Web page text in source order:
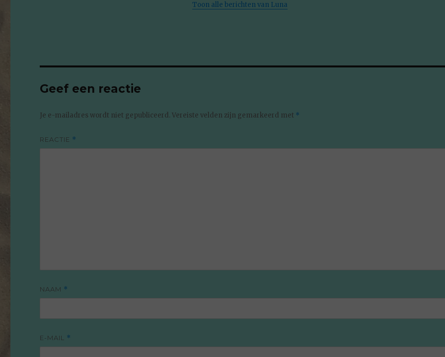
Toon alle berichten van Luna
Geef een reactie
Je e-mailadres wordt niet gepubliceerd. Vereiste velden zijn gemarkeerd met *
REACTIE *
NAAM *
E-MAIL *